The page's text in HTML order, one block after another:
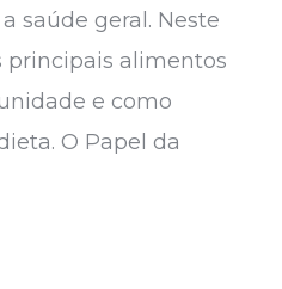
saúde geral. Neste
principais alimentos
e como
O Papel da